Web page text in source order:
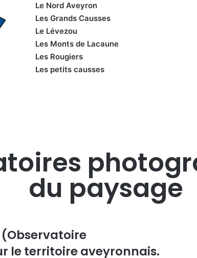
Le Nord Aveyron
Les Grands Causses
Le Lévezou
Les Monts de Lacaune
Les Rougiers
Les petits causses
du paysage
(Observatoire
le territoire aveyronnais.